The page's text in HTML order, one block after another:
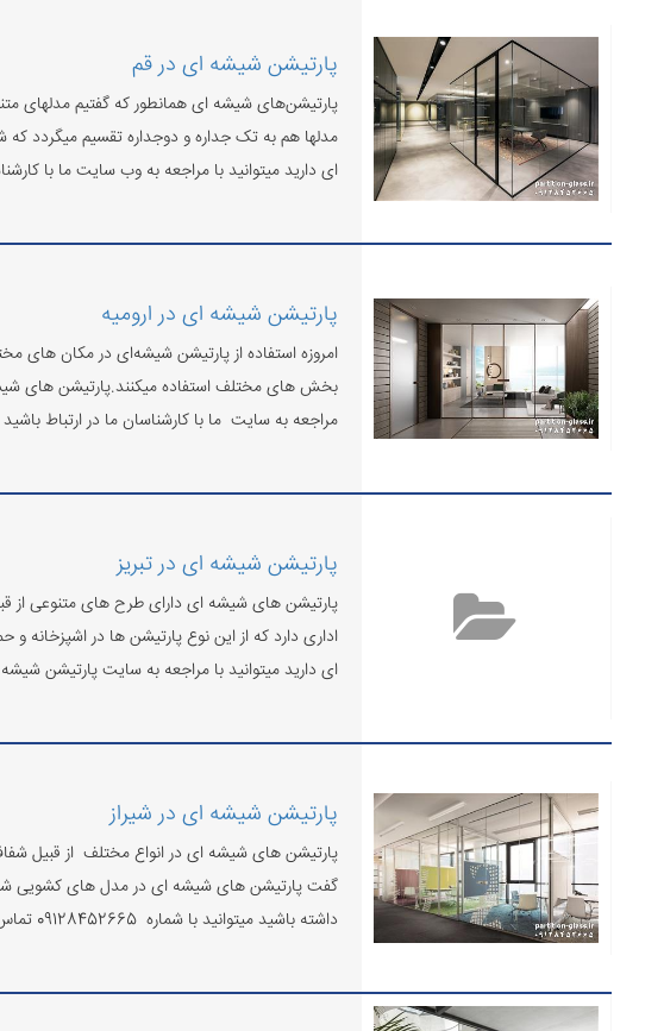
پارتیشن شیشه ای در قم
پارتیشن‌های شیشه ای همانطور که گفتیم مدلهای
مدلها هم به تک جداره و دوجداره تقسیم میگردد که
ای دارید میتوانید با مراجعه به وب سایت ما با
پارتیشن شیشه ای در ارومیه
امروزه استفاده از پارتیشن شیشه‌ای در مکان های
بخش های مختلف استفاده میکنند.پارتیشن های شیشه
مراجعه به سایت ما با کارشناسان ما در ارتباط
پارتیشن شیشه ای در تبریز
پارتیشن های شیشه ای دارای طرح های متنوعی از
اداری دارد که از این نوع پارتیشن ها در اشپزخانه
ای دارید میتوانید با مراجعه به سایت پارتیشن
پارتیشن شیشه ای در شیراز
پارتیشن های شیشه ای در انواع مختلف از قبیل
گفت پارتیشن های شیشه ای در مدل های کشویی
داشته باشید میتوانید با شماره 09128452665 تماس بگیرید.